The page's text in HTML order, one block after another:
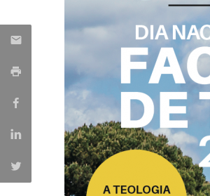
Centros de Investigação